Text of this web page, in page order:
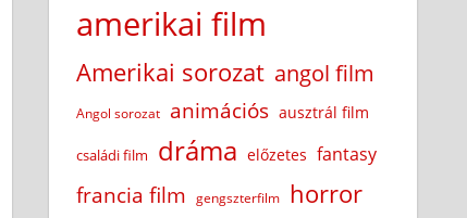
amerikai film
Amerikai sorozat angol film
Angol sorozat animációs ausztrál film
családi film dráma előzetes fantasy
francia film gengszterfilm horror